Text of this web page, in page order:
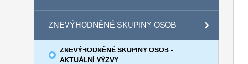
ZNEVÝHODNĚNÉ SKUPINY OSOB
ZNEVÝHODNĚNÉ SKUPINY OSOB -
AKTUÁLNÍ VÝZVY